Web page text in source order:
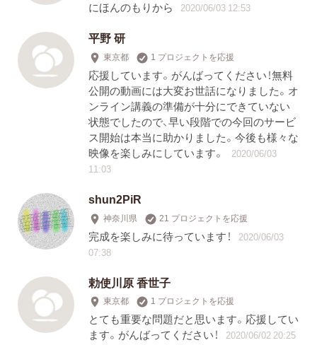
にほんのもりから 2020/06/03 12:53
平野 研
東京都 1 プロジェクトを応援
応援しています。がんばってください！無料
公開の動画には大変お世話になりました。オ
ンライン講義の準備が十分にできていない
状態でしたので、早い段階での今回のサービ
ス開始は本当に助かりました。今後も様々な
映像を楽しみにしています。
2020/06/03
11:03
shun2PiR
神奈川県 21 プロジェクトを応援
完成を楽しみに待っています！
2020/06/03
07:38
勅使川原 香世子
東京都 1 プロジェクトを応援
とても重要な問題だと思います。応援してい
ます。がんばってください！
2020/06/02 20:25